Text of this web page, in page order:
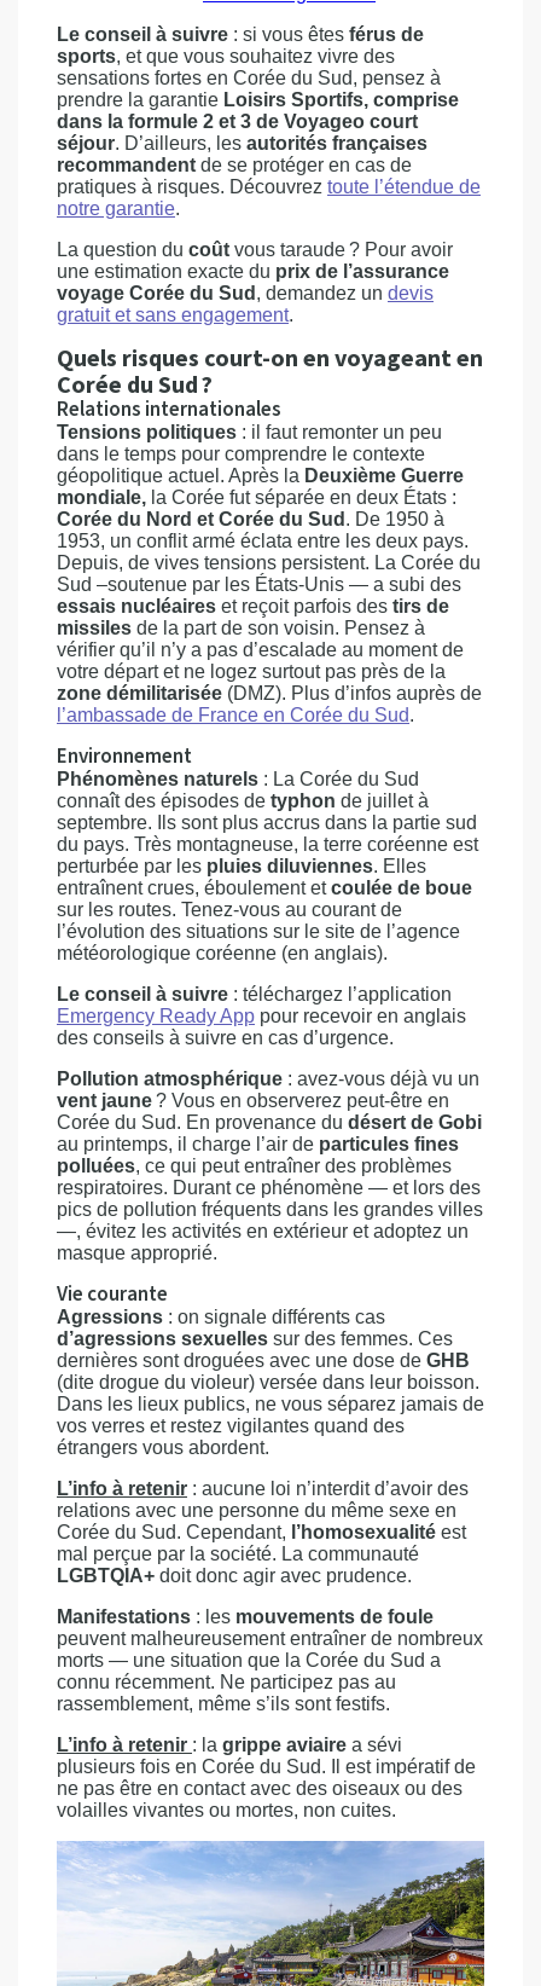
Le conseil à suivre : si vous êtes férus de
sports, et que vous souhaitez vivre des
sensations fortes en Corée du Sud, pensez à
prendre la garantie Loisirs Sportifs, comprise
dans la formule 2 et 3 de Voyageo court
séjour. D’ailleurs, les autorités françaises
recommandent de se protéger en cas de
pratiques à risques. Découvrez toute l’étendue de
notre garantie.
La question du coût vous taraude ? Pour avoir
une estimation exacte du prix de l’assurance
voyage Corée du Sud , demandez un devis
gratuit et sans engagement.
Quels risques court-on en voyageant en
Corée du Sud ?
Relations internationales
Tensions politiques : il faut remonter un peu
dans le temps pour comprendre le contexte
géopolitique actuel. Après la Deuxième Guerre
mondiale, la Corée fut séparée en deux États :
Corée du Nord et Corée du Sud . De 1950 à
1953, un conflit armé éclata entre les deux pays.
Depuis, de vives tensions persistent. La Corée du
Sud –soutenue par les États-Unis — a subi des
essais nucléaires et reçoit parfois des tirs de
missiles de la part de son voisin. Pensez à
vérifier qu’il n’y a pas d’escalade au moment de
votre départ et ne logez surtout pas près de la
zone démilitarisée (DMZ). Plus d’infos auprès de
l’ambassade de France en Corée du Sud.
Environnement
Phénomènes naturels : La Corée du Sud
connaît des épisodes de typhon de juillet à
septembre. Ils sont plus accrus dans la partie sud
du pays. Très montagneuse, la terre coréenne est
perturbée par les pluies diluviennes. Elles
entraînent crues, éboulement etcoulée de boue
sur les routes. Tenez-vous au courant de
l’évolution des situations sur le site de l’agence
météorologique coréenne (en anglais).
Le conseil à suivre : téléchargez l’application
Emergency Ready App pour recevoir en anglais
des conseils à suivre en cas d’urgence.
Pollution atmosphérique : avez-vous déjà vu un
vent jaune? Vous en observerez peut-être en
Corée du Sud. En provenance du désert de Gobi
au printemps, il charge l’air de particules fines
polluées, ce qui peut entraîner des problèmes
respiratoires. Durant ce phénomène — et lors des
pics de pollution fréquents dans les grandes villes
—, évitez les activités en extérieur et adoptez un
masque approprié.
Vie courante
Agressions : on signale différents cas
d’agressions sexuelles sur des femmes. Ces
dernières sont droguées avec une dose de GHB
(dite drogue du violeur) versée dans leur boisson.
Dans les lieux publics, ne vous séparez jamais de
vos verres et restez vigilantes quand des
étrangers vous abordent.
L’info à retenir : aucune loi n’interdit d’avoir des
relations avec une personne du même sexe en
Corée du Sud. Cependant, l’homosexualité est
mal perçue par la société. La communauté
LGBTQIA+ doit donc agir avec prudence.
Manifestations : les mouvements de foule
peuvent malheureusement entraîner de nombreux
morts — une situation que la Corée du Sud a
connu récemment. Ne participez pas au
rassemblement, même s’ils sont festifs.
L’info à retenir : la grippe aviaire a sévi
plusieurs fois en Corée du Sud. Il est impératif de
ne pas être en contact avec des oiseaux ou des
volailles vivantes ou mortes, non cuites.